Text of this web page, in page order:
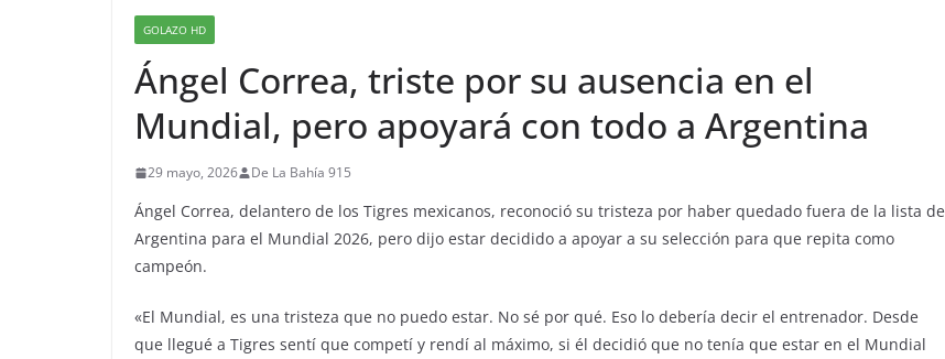
GOLAZO HD
Ángel Correa, triste por su ausencia en el
Mundial, pero apoyará con todo a Argentina
29 mayo, 2026 De La Bahía 915
Ángel Correa, delantero de los Tigres mexicanos, reconoció su tristeza por haber quedado fuera de la lista de
Argentina para el Mundial 2026, pero dijo estar decidido a apoyar a su selección para que repita como
campeón.
«El Mundial, es una tristeza que no puedo estar. No sé por qué. Eso lo debería decir el entrenador. Desde
que llegué a Tigres sentí que competí y rendí al máximo, si él decidió que no tenía que estar en el Mundial